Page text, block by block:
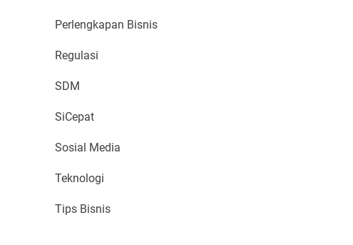
Perlengkapan Bisnis
Regulasi
SDM
SiCepat
Sosial Media
Teknologi
Tips Bisnis